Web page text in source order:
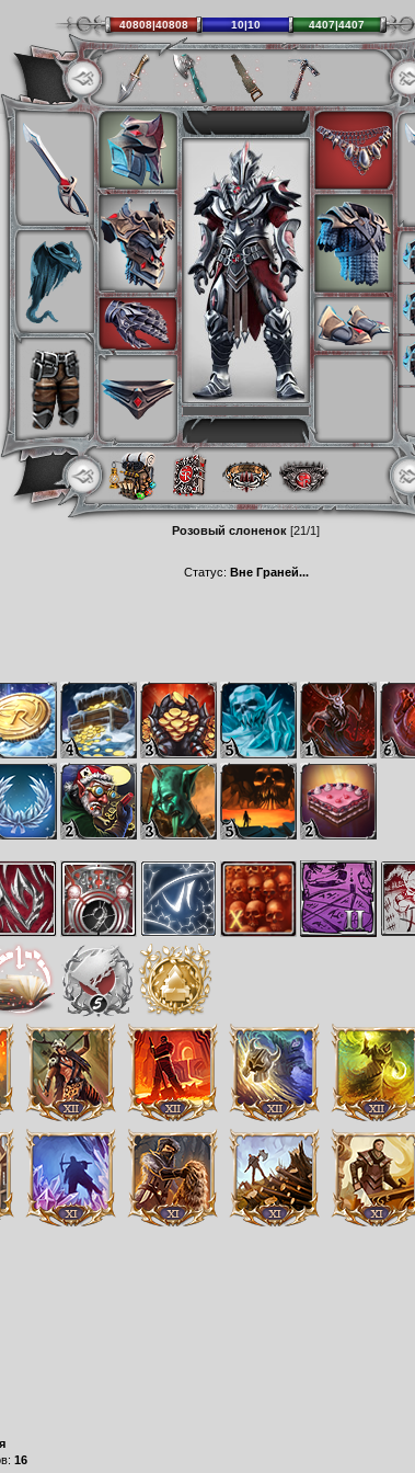
Статус: Вне Граней...
16
40808|40808 10|10 4407|4407
Розовый слоненок [21/1]